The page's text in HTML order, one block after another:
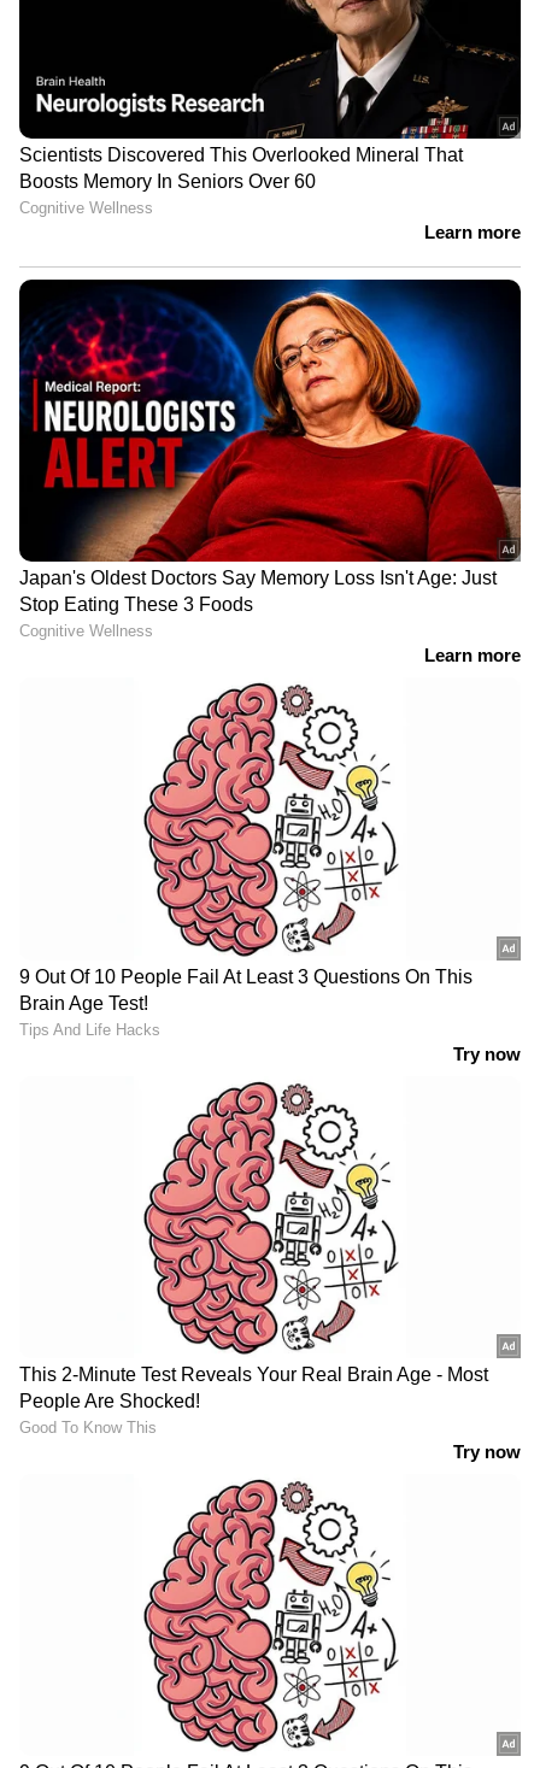
റാമോസ്, മാര്‍ക്വീഞ്ഞോസ് തുടങ്ങി
പിഎസ്‌ജിയുടെ മിന്നും താരങ്ങളെല്ലാം
ലിയോണല്‍ മെസിക്കൊപ്പം റിയാദില്‍
എത്തിയിട്ടുണ്ട്.
മെസിയും റൊണാള്‍ഡോയും
ഓള്‍സ്റ്റാര്‍ ടീമിനെതിരെ